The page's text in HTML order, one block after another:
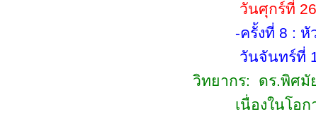
วันศุกร์ที่
-ครั้งที่ 8 : หัวข้
วันจันทร์ที่
วิทยากร:
ดร.พิศมั
เนื่องในโอกาส